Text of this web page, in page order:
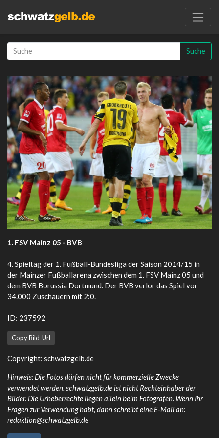
Suche
1. FSV Mainz 05 - BVB
4. Spieltag der 1. Fußball-Bundesliga der Saison 2014/15 in
der Mainzer Fußballarena zwischen dem 1. FSV Mainz 05 und
dem BVB Borussia Dortmund. Der BVB verlor das Spiel vor
34.000 Zuschauern mit 2:0.
ID: 237592
Copy Bild-Url
Copyright: schwatzgelb.de
Hinweis: Die Fotos dürfen nicht für kommerzielle Zwecke
verwendet werden. schwatzgelb.de ist nicht Rechteinhaber der
Bilder. Die Urheberrechte liegen allein beim Fotografen. Wenn Ihr
Fragen zur Verwendung habt, dann schreibt eine E-Mail an:
redaktion@schwatzgelb.de